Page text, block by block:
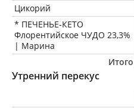
Цикорий
* ПЕЧЕНЬЕ-КЕТО
Флорентийское ЧУДО 23,3%
| Марина
Итого
Утренний перекус